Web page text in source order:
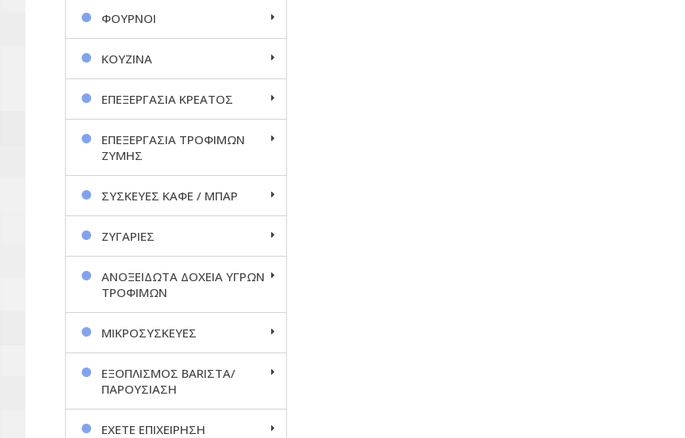
ΦΟΥΡΝΟΙ
ΚΟΥΖΙΝΑ
ΕΠΕΞΕΡΓΑΣΙΑ ΚΡΕΑΤΟΣ
ΕΠΕΞΕΡΓΑΣΙΑ ΤΡΟΦΙΜΩΝ
ΖΥΜΗΣ
ΣΥΣΚΕΥΕΣ ΚΑΦΕ / ΜΠΑΡ
ΖΥΓΑΡΙΕΣ
ΑΝΟΞΕΙΔΩΤΑ ΔΟΧΕΙΑ ΥΓΡΩΝ
ΤΡΟΦΙΜΩΝ
ΜΙΚΡΟΣΥΣΚΕΥΕΣ
ΕΞΟΠΛΙΣΜΟΣ BARΙΣΤΑ/
ΠΑΡΟΥΣΙΑΣΗ
ΕΧΕΤΕ ΕΠΙΧΕΙΡΗΣΗ